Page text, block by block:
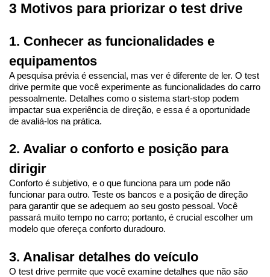
3 Motivos para priorizar o test drive
1. Conhecer as funcionalidades e
equipamentos
A pesquisa prévia é essencial, mas ver é diferente de ler. O test
drive permite que você experimente as funcionalidades do carro
pessoalmente. Detalhes como o sistema start-stop podem
impactar sua experiência de direção, e essa é a oportunidade
de avaliá-los na prática.
2. Avaliar o conforto e posição para
dirigir
Conforto é subjetivo, e o que funciona para um pode não
funcionar para outro. Teste os bancos e a posição de direção
para garantir que se adequem ao seu gosto pessoal. Você
passará muito tempo no carro; portanto, é crucial escolher um
modelo que ofereça conforto duradouro.
3. Analisar detalhes do veículo
O test drive permite que você examine detalhes que não são